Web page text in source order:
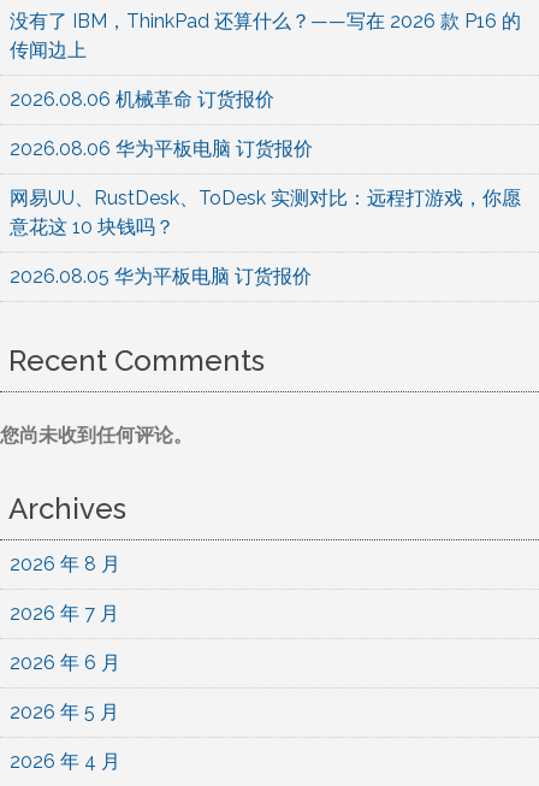
没有了 IBM，ThinkPad 还算什么？——写在 2026 款 P16 的
传闻边上
2026.08.06 机械革命 订货报价
2026.08.06 华为平板电脑 订货报价
网易UU、RustDesk、ToDesk 实测对比：远程打游戏，你愿
意花这 10 块钱吗？
2026.08.05 华为平板电脑 订货报价
Recent Comments
您尚未收到任何评论。
Archives
2026 年 8 月
2026 年 7 月
2026 年 6 月
2026 年 5 月
2026 年 4 月